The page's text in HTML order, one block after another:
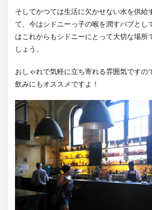
そしてかつては生活に欠かせない水を供給
て、今はシドニーっ子の喉を潤すパブとし
はこれからもシドニーにとって大切な場所
しょう。
おしゃれで気軽に立ち寄れる雰囲気ですの
飲みにもオススメですよ！